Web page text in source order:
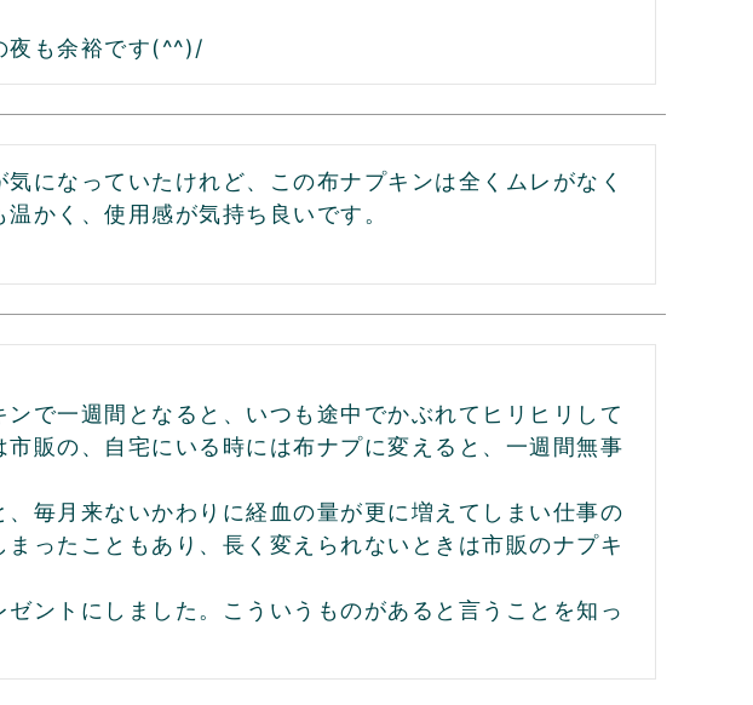
夜も余裕です(^^)/
になっていたけれど、この布ナプキンは全くムレがなく
かく、使用感が気持ち良いです。
で一週間となると、いつも途中でかぶれてヒリヒリして
販の、自宅にいる時には布ナプに変えると、一週間無事
毎月来ないかわりに経血の量が更に増えてしまい仕事の
ったこともあり、長く変えられないときは市販のナプキ
ントにしました。こういうものがあると言うことを知っ